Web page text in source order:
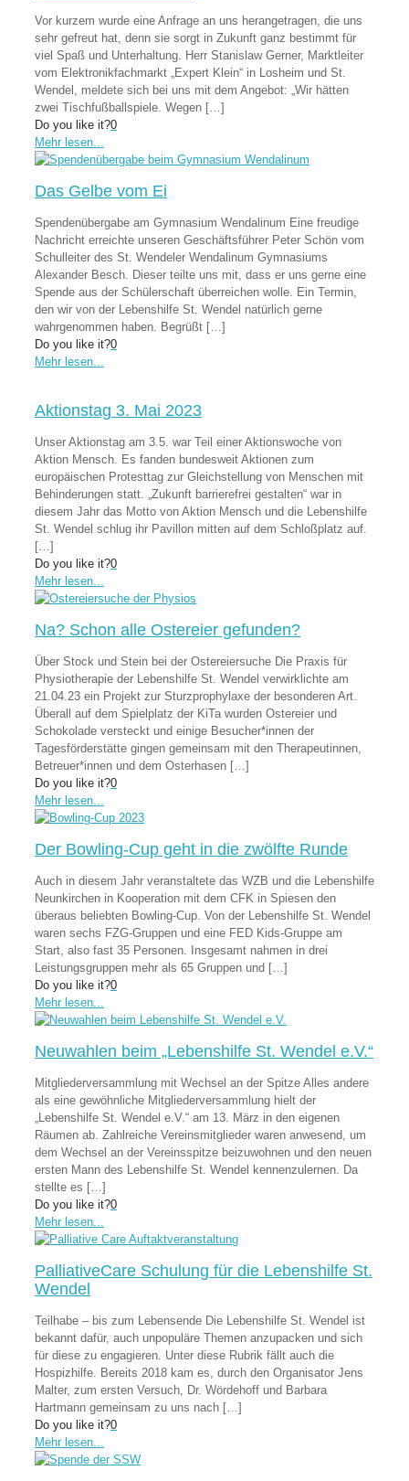
Vor kurzem wurde eine Anfrage an uns herangetragen, die uns
sehr gefreut hat, denn sie sorgt in Zukunft ganz bestimmt für
viel Spaß und Unterhaltung. Herr Stanislaw Gerner, Marktleiter
vom Elektronikfachmarkt „Expert Klein“ in Losheim und St.
Wendel, meldete sich bei uns mit dem Angebot: „Wir hätten
zwei Tischfußballspiele. Wegen […]
Do you like it?0
Mehr lesen...
Das Gelbe vom Ei
Spendenübergabe am Gymnasium Wendalinum Eine freudige
Nachricht erreichte unseren Geschäftsführer Peter Schön vom
Schulleiter des St. Wendeler Wendalinum Gymnasiums
Alexander Besch. Dieser teilte uns mit, dass er uns gerne eine
Spende aus der Schülerschaft überreichen wolle. Ein Termin,
den wir von der Lebenshilfe St. Wendel natürlich gerne
wahrgenommen haben. Begrüßt […]
Do you like it?0
Mehr lesen...
Aktionstag 3. Mai 2023
Unser Aktionstag am 3.5. war Teil einer Aktionswoche von
Aktion Mensch. Es fanden bundesweit Aktionen zum
europäischen Protesttag zur Gleichstellung von Menschen mit
Behinderungen statt. „Zukunft barrierefrei gestalten“ war in
diesem Jahr das Motto von Aktion Mensch und die Lebenshilfe
St. Wendel schlug ihr Pavillon mitten auf dem Schloßplatz auf.
[…]
Do you like it?0
Mehr lesen...
Na? Schon alle Ostereier gefunden?
Über Stock und Stein bei der Ostereiersuche Die Praxis für
Physiotherapie der Lebenshilfe St. Wendel verwirklichte am
21.04.23 ein Projekt zur Sturzprophylaxe der besonderen Art.
Überall auf dem Spielplatz der KiTa wurden Ostereier und
Schokolade versteckt und einige Besucher*innen der
Tagesförderstätte gingen gemeinsam mit den Therapeutinnen,
Betreuer*innen und dem Osterhasen […]
Do you like it?0
Mehr lesen...
Der Bowling-Cup geht in die zwölfte Runde
Auch in diesem Jahr veranstaltete das WZB und die Lebenshilfe
Neunkirchen in Kooperation mit dem CFK in Spiesen den
überaus beliebten Bowling-Cup. Von der Lebenshilfe St. Wendel
waren sechs FZG-Gruppen und eine FED Kids-Gruppe am
Start, also fast 35 Personen. Insgesamt nahmen in drei
Leistungsgruppen mehr als 65 Gruppen und […]
Do you like it?0
Mehr lesen...
Neuwahlen beim „Lebenshilfe St. Wendel e.V.“
Mitgliederversammlung mit Wechsel an der Spitze Alles andere
als eine gewöhnliche Mitgliederversammlung hielt der
„Lebenshilfe St. Wendel e.V.“ am 13. März in den eigenen
Räumen ab. Zahlreiche Vereinsmitglieder waren anwesend, um
dem Wechsel an der Vereinsspitze beizuwohnen und den neuen
ersten Mann des Lebenshilfe St. Wendel kennenzulernen. Da
stellte es […]
Do you like it?0
Mehr lesen...
PalliativeCare Schulung für die Lebenshilfe St.
Wendel
Teilhabe – bis zum Lebensende Die Lebenshilfe St. Wendel ist
bekannt dafür, auch unpopuläre Themen anzupacken und sich
für diese zu engagieren. Unter diese Rubrik fällt auch die
Hospizhilfe. Bereits 2018 kam es, durch den Organisator Jens
Malter, zum ersten Versuch, Dr. Wördehoff und Barbara
Hartmann gemeinsam zu uns nach […]
Do you like it?0
Mehr lesen...